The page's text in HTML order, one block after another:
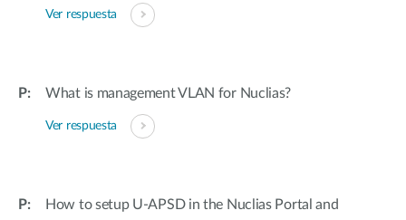
Ver respuesta
What is management VLAN for Nuclias?
Ver respuesta
How to setup U-APSD in the Nuclias Portal and